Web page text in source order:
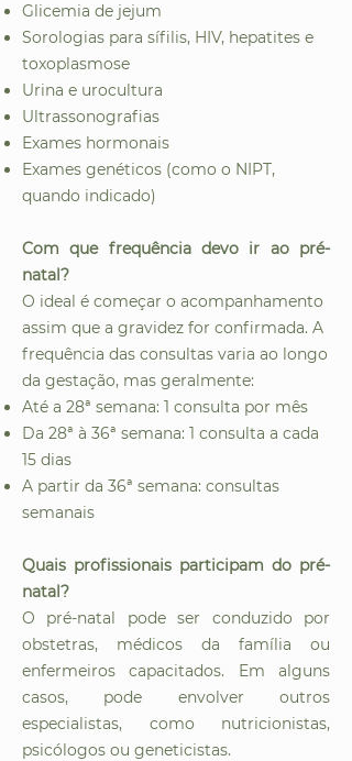
Glicemia de jejum
Sorologias para sífilis, HIV, hepatites e
toxoplasmose
Urina e urocultura
Ultrassonografias
Exames hormonais
Exames genéticos (como o NIPT,
quando indicado)
Com que frequência devo ir ao pré-
natal?
O ideal é começar o acompanhamento
assim que a gravidez for confirmada. A
frequência das consultas varia ao longo
da gestação, mas geralmente:
Até a 28ª semana: 1 consulta por mês
Da 28ª à 36ª semana: 1 consulta a cada
15 dias
A partir da 36ª semana: consultas
semanais
Quais profissionais participam do pré-
natal?
O pré-natal pode ser conduzido por
obstetras, médicos da família ou
enfermeiros capacitados. Em alguns
casos, pode envolver outros
especialistas, como nutricionistas,
psicólogos ou geneticistas.